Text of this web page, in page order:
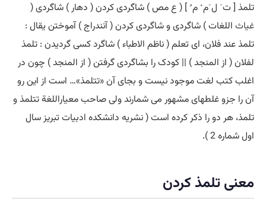
تلمذ [ ت َ ل َم ْ م ُ ] ( ع مص ) شاگردی کردن ( دهار ) شاگردی (
غیاث اللغات ) شاگردی و شاگردی کردن ( آنندراج ) آموختن یقال :
تلمذ عند فلان، ای تعلم ( ناظم الاطباء ) شاگرد کسی گردیدن : تلمذ
لفلان ( از المنجد ) || کودک را بشاگردی گرفتن ( از المنجد ) چون در
اغلب کتب لغت موجود نیست و بجای آن «تتلمذ»… است از این رو
آن را جزو غلطهای مشهور می شمارند ولی صاحب معیاراللغة تتلمذ و
تلمذ، هر دو را ذکر کرده است ( نشریه دانشکده ادبیات تبریز سال
اول شماره 2 ).
معنی تلمذ کردن